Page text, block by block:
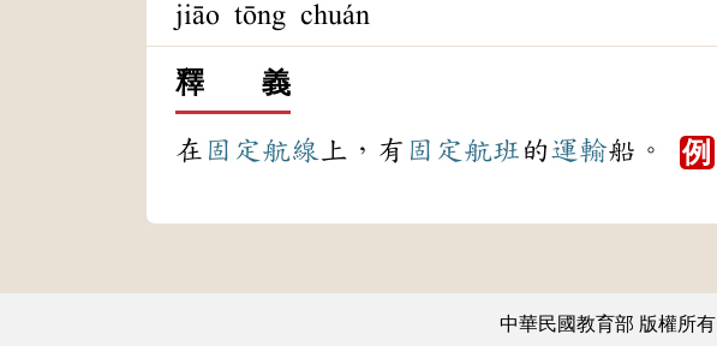
jiāo tōng chuán
釋 義
在 固定航線 上，有 固定航班 的運輸船。 例
中華民國教育部 版權所有